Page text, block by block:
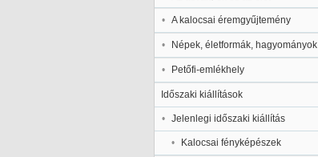
A kalocsai éremgyűjtemény
Népek, életformák, hagyományok
Petőfi-emlékhely
Időszaki kiállítások
Jelenlegi időszaki kiállítás
Kalocsai fényképészek